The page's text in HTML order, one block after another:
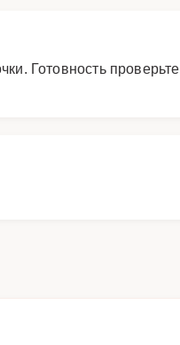
Готовность проверьте